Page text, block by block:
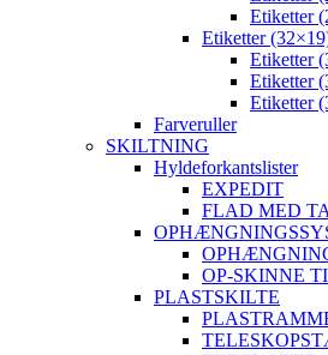
Etiketter
Etiketter
Etiketter
Etiketter
Etiketter
Farveruller
SKILTNING
Hyldeforkantslister
EXPEDIT
FLAD MED
OP-SKINNE
PLASTSKILTE